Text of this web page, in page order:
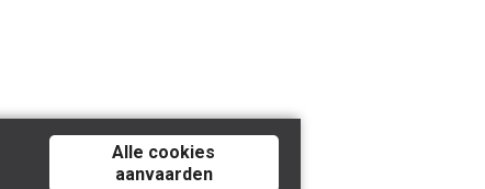
Alle cookies
aanvaarden